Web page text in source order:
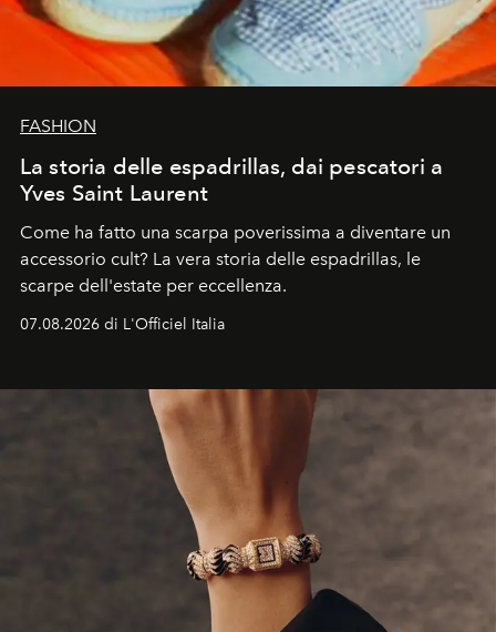
FASHION
La storia delle espadrillas, dai pescatori a
Yves Saint Laurent
Come ha fatto una scarpa poverissima a diventare un
accessorio cult? La vera storia delle espadrillas, le
scarpe dell'estate per eccellenza.
07.08.2026 di L'Officiel Italia